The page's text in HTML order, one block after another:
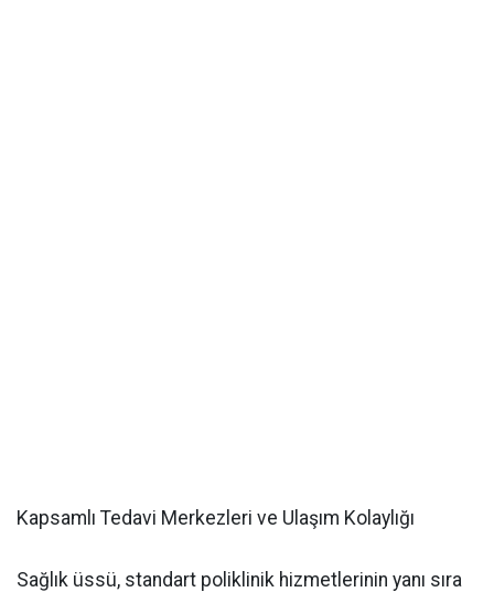
Kapsamlı Tedavi Merkezleri ve Ulaşım Kolaylığı
Sağlık üssü, standart poliklinik hizmetlerinin yanı sıra